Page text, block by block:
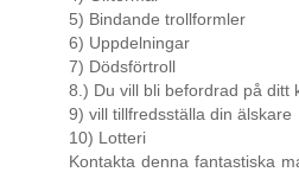
5) Bindande trollformler
6) Uppdelningar
7) Dödsförtroll
8.) Du vill bli befordrad på ditt
9) vill tillfredsställa din älskare
10) Lotteri
Kontakta denna fantastiska